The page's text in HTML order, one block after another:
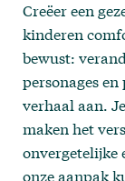
Creëer een
kinderen
bewust:
personages
verhaal aan.
maken het
onvergetelijke
onze aanpak